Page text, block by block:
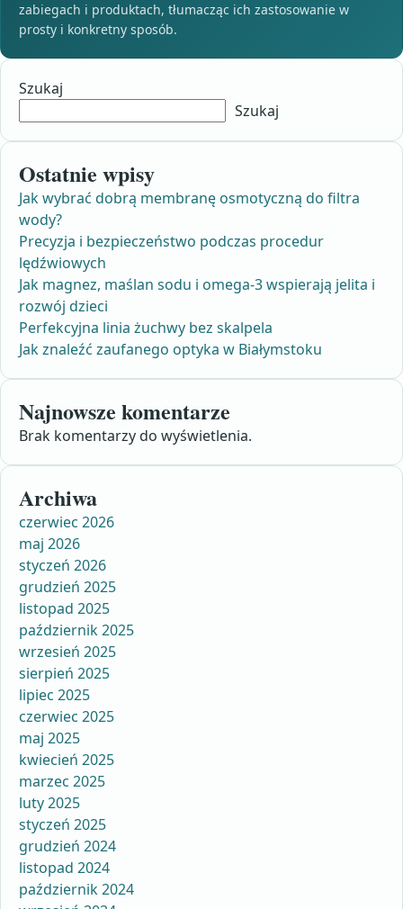
zabiegach i produktach, tłumacząc ich zastosowanie w
prosty i konkretny sposób.
Szukaj
Szukaj
Ostatnie wpisy
Jak wybrać dobrą membranę osmotyczną do filtra
wody?
Precyzja i bezpieczeństwo podczas procedur
lędźwiowych
Jak magnez, maślan sodu i omega-3 wspierają jelita i
rozwój dzieci
Perfekcyjna linia żuchwy bez skalpela
Jak znaleźć zaufanego optyka w Białymstoku
Najnowsze komentarze
Brak komentarzy do wyświetlenia.
Archiwa
czerwiec 2026
maj 2026
styczeń 2026
grudzień 2025
listopad 2025
październik 2025
wrzesień 2025
sierpień 2025
lipiec 2025
czerwiec 2025
maj 2025
kwiecień 2025
marzec 2025
luty 2025
styczeń 2025
grudzień 2024
listopad 2024
październik 2024